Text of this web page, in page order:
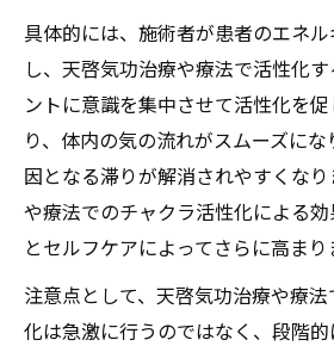
具体的には、施術者が患者のエネ
し、天啓気功治療や療法で活性化
ントに意識を集中させて活性化を
り、体内の気の流れがスムーズに
因となる滞りが解消されやすくな
や療法でのチャクラ活性化による
とセルフケアによってさらに高まり
注意点として、天啓気功治療や療
化は急激に行うのではなく、段階